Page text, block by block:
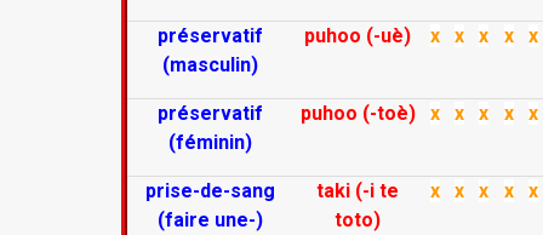
préservatif
(masculin)
puhoo (-uè) x x x x x
préservatif
(féminin)
puhoo (-toè) x x x x x
prise-de-sang
(faire une-)
taki (-i te
toto)
x x x x x